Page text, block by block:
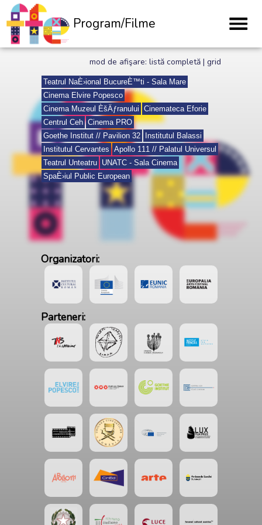
mod de afişare: listă completă | grid
Organizatori:
Parteneri:
Program/Filme